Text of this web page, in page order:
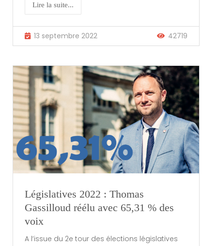
Lire la suite...
13 septembre 2022 42719
Législatives 2022 : Thomas
Gassilloud réélu avec 65,31 % des
voix
A l’issue du 2e tour des élections législatives